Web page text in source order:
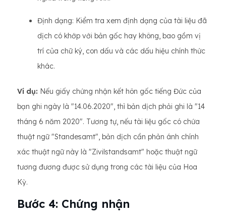
Định dạng: Kiểm tra xem định dạng của tài liệu đã
dịch có khớp với bản gốc hay không, bao gồm vị
trí của chữ ký, con dấu và các dấu hiệu chính thức
khác.
Ví dụ: Nếu giấy chứng nhận kết hôn gốc tiếng Đức của
bạn ghi ngày là "14.06.2020", thì bản dịch phải ghi là "14
tháng 6 năm 2020". Tương tự, nếu tài liệu gốc có chứa
thuật ngữ "Standesamt", bản dịch cần phản ánh chính
xác thuật ngữ này là "Zivilstandsamt" hoặc thuật ngữ
tương đương được sử dụng trong các tài liệu của Hoa
Kỳ.
Bước 4: Chứng nhận